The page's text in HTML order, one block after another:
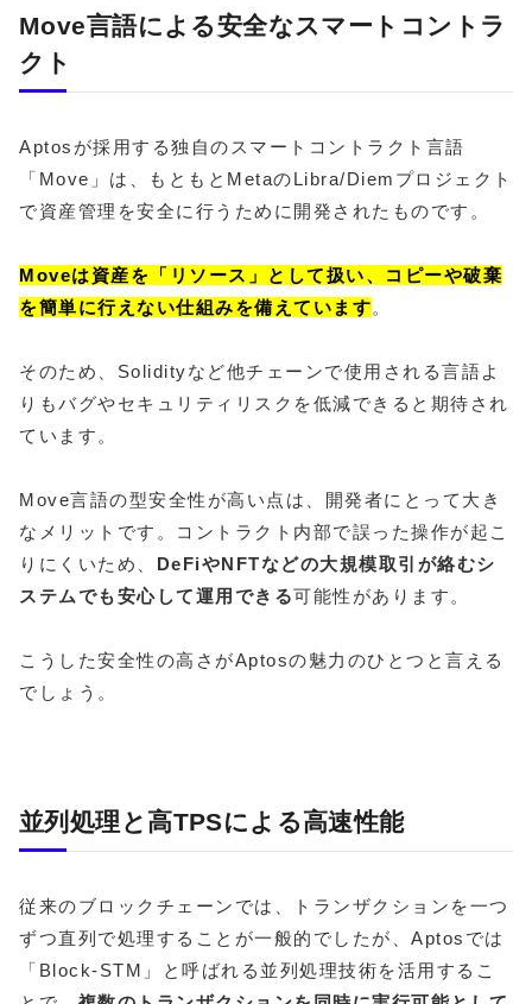
Move言語による安全なスマートコントラ
クト
Aptosが採用する独自のスマートコントラクト言語
「Move」は、もともとMetaのLibra/Diemプロジェクト
で資産管理を安全に行うために開発されたものです。
Moveは資産を「リソース」として扱い、コピーや破棄
を簡単に行えない仕組みを備えています。
そのため、Solidityなど他チェーンで使用される言語よ
りもバグやセキュリティリスクを低減できると期待され
ています。
Move言語の型安全性が高い点は、開発者にとって大き
なメリットです。コントラクト内部で誤った操作が起こ
りにくいため、 DeFiやNFTなどの大規模取引が絡むシ
ステムでも安心して運用できる可能性があります。
こうした安全性の高さがAptosの魅力のひとつと言える
でしょう。
並列処理と高TPSによる高速性能
従来のブロックチェーンでは、トランザクションを一つ
ずつ直列で処理することが一般的でしたが、Aptosでは
「Block-STM」と呼ばれる並列処理技術を活用するこ